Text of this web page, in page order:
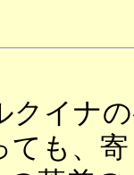
クイナ
ても、